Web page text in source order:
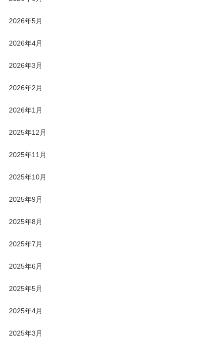
2026年5月
2026年4月
2026年3月
2026年2月
2026年1月
2025年12月
2025年11月
2025年10月
2025年9月
2025年8月
2025年7月
2025年6月
2025年5月
2025年4月
2025年3月